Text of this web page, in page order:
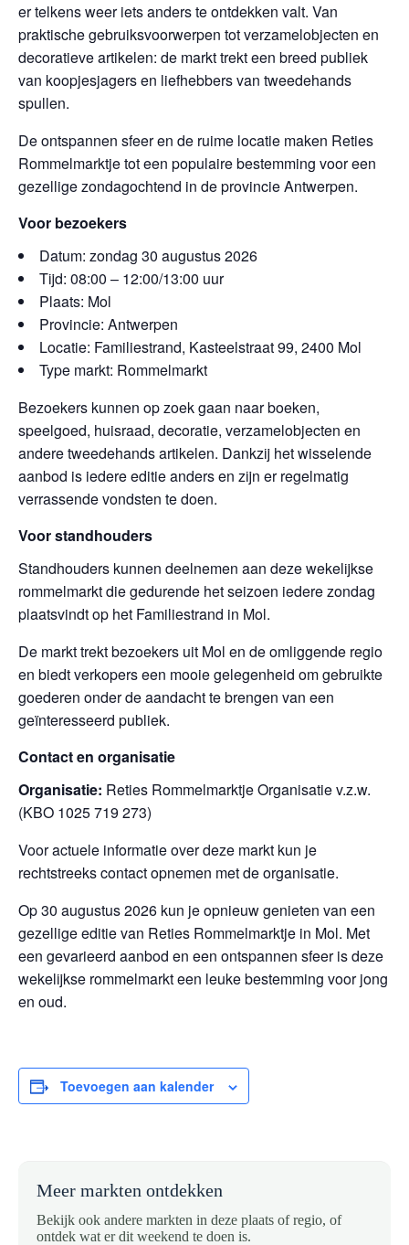
er telkens weer iets anders te ontdekken valt. Van
praktische gebruiksvoorwerpen tot verzamelobjecten en
decoratieve artikelen: de markt trekt een breed publiek
van koopjesjagers en liefhebbers van tweedehands
spullen.
De ontspannen sfeer en de ruime locatie maken Reties
Rommelmarktje tot een populaire bestemming voor een
gezellige zondagochtend in de provincie Antwerpen.
Voor bezoekers
Datum: zondag 30 augustus 2026
Tijd: 08:00 – 12:00/13:00 uur
Plaats: Mol
Provincie: Antwerpen
Locatie: Familiestrand, Kasteelstraat 99, 2400 Mol
Type markt: Rommelmarkt
Bezoekers kunnen op zoek gaan naar boeken,
speelgoed, huisraad, decoratie, verzamelobjecten en
andere tweedehands artikelen. Dankzij het wisselende
aanbod is iedere editie anders en zijn er regelmatig
verrassende vondsten te doen.
Voor standhouders
Standhouders kunnen deelnemen aan deze wekelijkse
rommelmarkt die gedurende het seizoen iedere zondag
plaatsvindt op het Familiestrand in Mol.
De markt trekt bezoekers uit Mol en de omliggende regio
en biedt verkopers een mooie gelegenheid om gebruikte
goederen onder de aandacht te brengen van een
geïnteresseerd publiek.
Contact en organisatie
Organisatie: Reties Rommelmarktje Organisatie v.z.w.
(KBO 1025 719 273)
Voor actuele informatie over deze markt kun je
rechtstreeks contact opnemen met de organisatie.
Op 30 augustus 2026 kun je opnieuw genieten van een
gezellige editie van Reties Rommelmarktje in Mol. Met
een gevarieerd aanbod en een ontspannen sfeer is deze
wekelijkse rommelmarkt een leuke bestemming voor jong
en oud.
Toevoegen aan kalender
Meer markten ontdekken
Bekijk ook andere markten in deze plaats of regio, of
ontdek wat er dit weekend te doen is.